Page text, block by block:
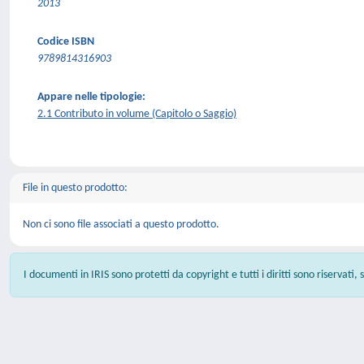
2013
Codice ISBN
9789814316903
Appare nelle tipologie:
2.1 Contributo in volume (Capitolo o Saggio)
File in questo prodotto:
Non ci sono file associati a questo prodotto.
I documenti in IRIS sono protetti da copyright e tutti i diritti sono riservati,